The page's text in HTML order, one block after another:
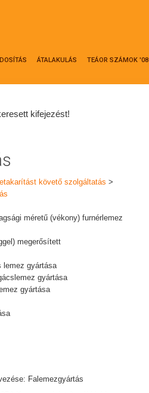
ÁTALAKULÁS TEÁOR SZÁMOK '08
kifejezést!
követő szolgáltatás >
méretű (vékony) furnérlemez
megerősített
lemez gyártása
gyártása
gyártása
Falemezgyártás